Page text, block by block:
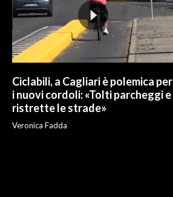
Ciclabili, a Cagliari è polemica per
i nuovi cordoli: «Tolti parcheggi e
ristrette le strade»
Veronica Fadda